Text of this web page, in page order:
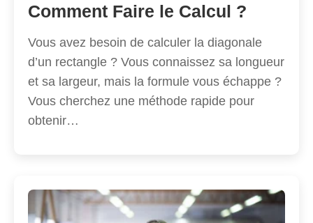
Comment Faire le Calcul ?
Vous avez besoin de calculer la diagonale
d’un rectangle ? Vous connaissez sa longueur
et sa largeur, mais la formule vous échappe ?
Vous cherchez une méthode rapide pour
obtenir…